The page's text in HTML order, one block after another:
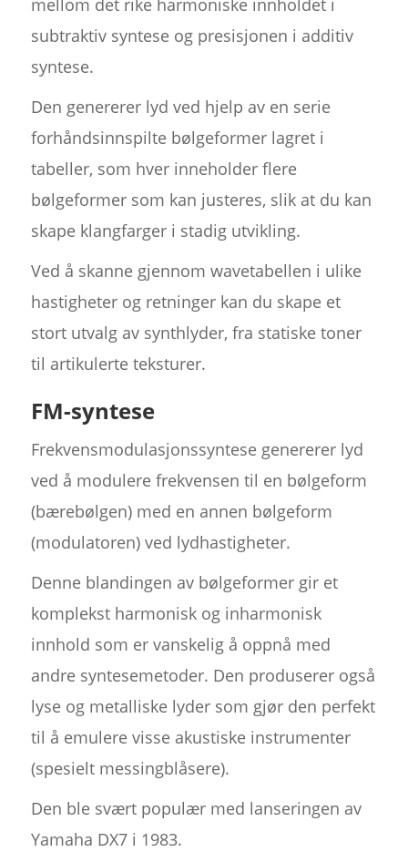
mellom det rike harmoniske innholdet i
subtraktiv syntese og presisjonen i additiv
syntese.
Den genererer lyd ved hjelp av en serie
forhåndsinnspilte bølgeformer lagret i
tabeller, som hver inneholder flere
bølgeformer som kan justeres, slik at du kan
skape klangfarger i stadig utvikling.
Ved å skanne gjennom wavetabellen i ulike
hastigheter og retninger kan du skape et
stort utvalg av synthlyder, fra statiske toner
til artikulerte teksturer.
FM-syntese
Frekvensmodulasjonssyntese genererer lyd
ved å modulere frekvensen til en bølgeform
(bærebølgen) med en annen bølgeform
(modulatoren) ved lydhastigheter.
Denne blandingen av bølgeformer gir et
komplekst harmonisk og inharmonisk
innhold som er vanskelig å oppnå med
andre syntesemetoder. Den produserer også
lyse og metalliske lyder som gjør den perfekt
til å emulere visse akustiske instrumenter
(spesielt messingblåsere).
Den ble svært populær med lanseringen av
Yamaha DX7 i 1983.